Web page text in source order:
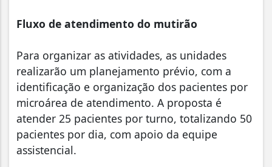
Fluxo de atendimento do mutirão
Para organizar as atividades, as unidades
realizarão um planejamento prévio, com a
identificação e organização dos pacientes por
microárea de atendimento. A proposta é
atender 25 pacientes por turno, totalizando 50
pacientes por dia, com apoio da equipe
assistencial.